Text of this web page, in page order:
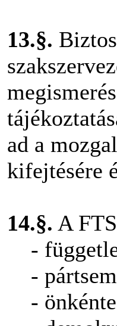
13.§.
ad a
kifejtésére
14.§. A
-
-
-